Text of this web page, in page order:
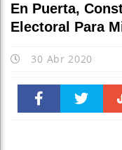
En Puerta,
Electoral Para
30 Abr 2020